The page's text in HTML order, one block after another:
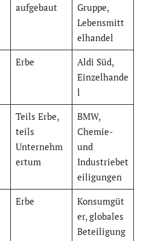
aufgebaut
Gruppe,
Lebensmitt
elhandel
Erbe
Aldi Süd,
Einzelhande
l
Teils Erbe,
teils
Unternehm
ertum
BMW,
Chemie-
und
Industriebet
eiligungen
Erbe
Konsumgüt
er, globales
Beteiligung